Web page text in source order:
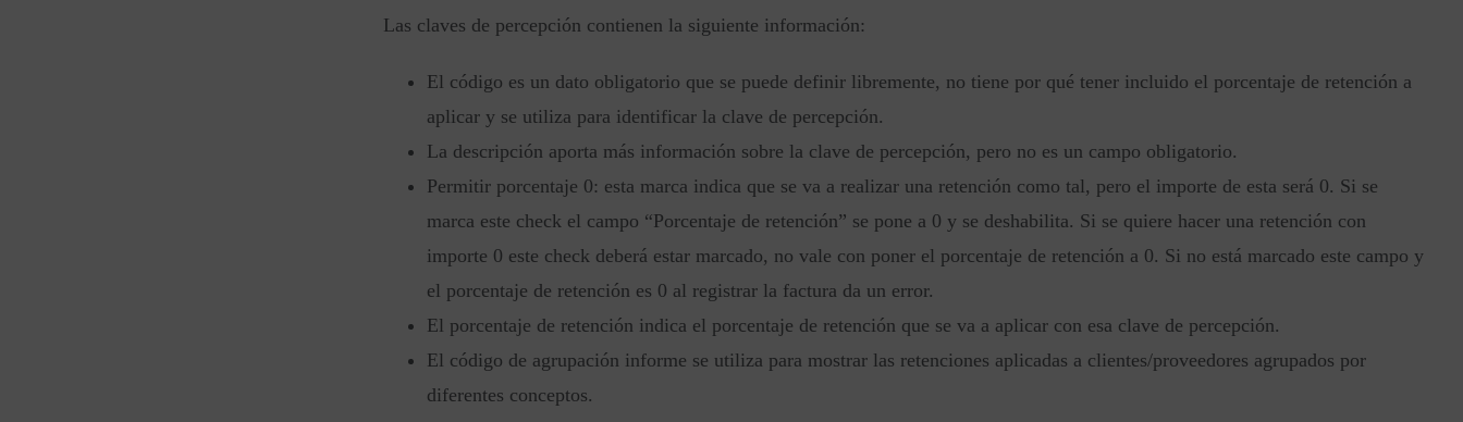
Las claves de percepción contienen la siguiente información:
El código es un dato obligatorio que se puede definir libremente, no tiene por qué tener incluido el porcentaje de retención a
aplicar y se utiliza para identificar la clave de percepción.
La descripción aporta más información sobre la clave de percepción, pero no es un campo obligatorio.
Permitir porcentaje 0: esta marca indica que se va a realizar una retención como tal, pero el importe de esta será 0. Si se
marca este check el campo “Porcentaje de retención” se pone a 0 y se deshabilita. Si se quiere hacer una retención con
importe 0 este check deberá estar marcado, no vale con poner el porcentaje de retención a 0. Si no está marcado este campo y
el porcentaje de retención es 0 al registrar la factura da un error.
El porcentaje de retención indica el porcentaje de retención que se va a aplicar con esa clave de percepción.
El código de agrupación informe se utiliza para mostrar las retenciones aplicadas a clientes/proveedores agrupados por
diferentes conceptos.